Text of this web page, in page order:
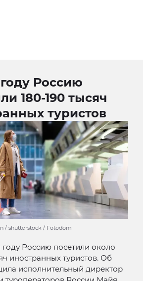
Россию
180-190 тысяч
туристов
/ shutterstock / Fotodom
Россию посетили около
иностранных туристов. Об
исполнительный директор